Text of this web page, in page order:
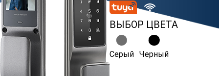
ВЫБОР ЦВЕТА
Серый Черный